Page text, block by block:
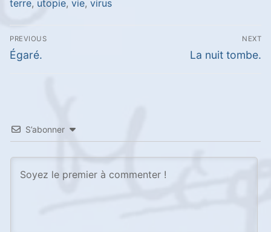
terre, utopie, vie, virus
Navigation
de
PREVIOUS
Previous
Égaré.
NEXT
Next
La nuit tombe.
S’abonner